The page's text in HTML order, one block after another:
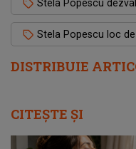
DISTRIBUIE
Stela Popescu
Stela Popescu loc
CITEȘTE ȘI